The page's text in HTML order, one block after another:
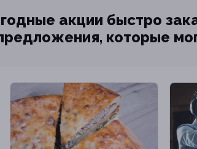
акции быстро
которые